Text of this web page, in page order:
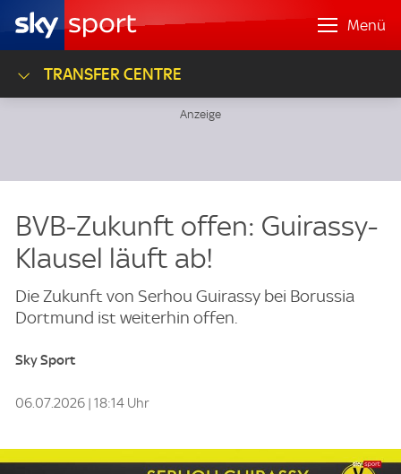
Menü
TRANSFER CENTRE
BVB-Zukunft offen: Guirassy-
Klausel läuft ab!
Die Zukunft von Serhou Guirassy bei Borussia
Dortmund ist weiterhin offen.
Sky Sport
06.07.2026 | 18:14 Uhr